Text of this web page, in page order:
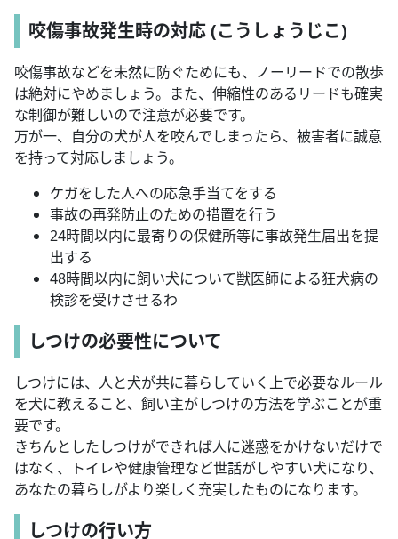
咬傷事故発生時の対応 (こうしょうじこ)
咬傷事故などを未然に防ぐためにも、ノーリードでの散歩
は絶対にやめましょう。また、伸縮性のあるリードも確実
な制御が難しいので注意が必要です。
万が一、自分の犬が人を咬んでしまったら、被害者に誠意
を持って対応しましょう。
ケガをした人への応急手当てをする
事故の再発防止のための措置を行う
24時間以内に最寄りの保健所等に事故発生届出を提
出する
48時間以内に飼い犬について獣医師による狂犬病の
検診を受けさせるわ
しつけの必要性について
しつけには、人と犬が共に暮らしていく上で必要なルール
を犬に教えること、飼い主がしつけの方法を学ぶことが重
要です。
きちんとしたしつけができれば人に迷惑をかけないだけで
はなく、トイレや健康管理など世話がしやすい犬になり、
あなたの暮らしがより楽しく充実したものになります。
しつけの行い方